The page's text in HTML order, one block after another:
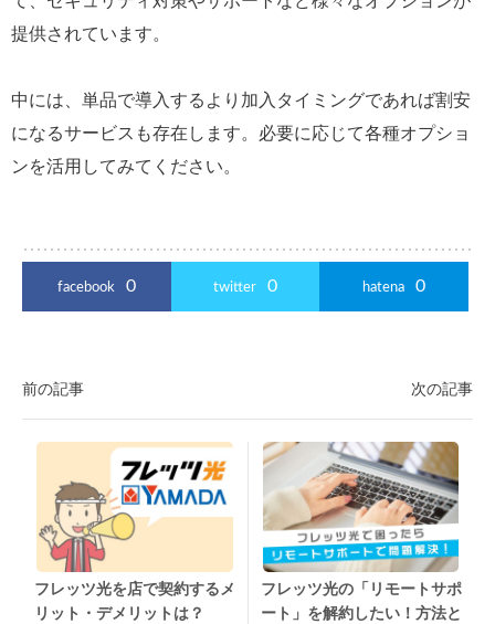
提供されています。
中には、単品で導入するより加入タイミングであれば割安
になるサービスも存在します。必要に応じて各種オプショ
ンを活用してみてください。
facebook 0 twitter 0 hatena 0
前の記事 次の記事
フレッツ光を店で契約するメ
リット・デメリットは？
フレッツ光の「リモートサポ
ート」を解約したい！方法と